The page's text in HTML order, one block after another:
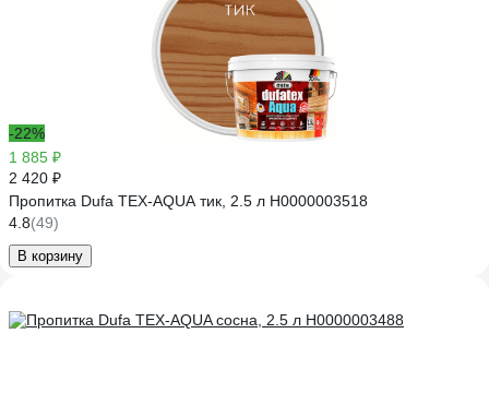
-22%
1 885 ₽
2 420 ₽
Пропитка Dufa TEX-AQUA тик, 2.5 л Н0000003518
4.8(49)
В корзину